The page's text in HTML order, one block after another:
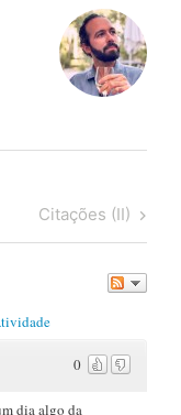
Next
Post
Citações (II)
0
dia algo da